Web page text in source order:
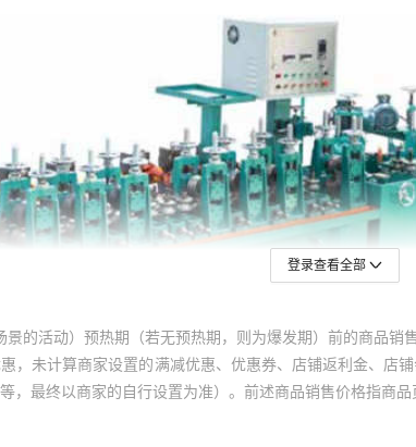
登录查看全部
景的活动）预热期（若无预热期，则为爆发期）前的商品
，未计算商家设置的满减优惠、优惠券、店铺返利金、
最终以商家的自行设置为准）。前述商品销售价格指商